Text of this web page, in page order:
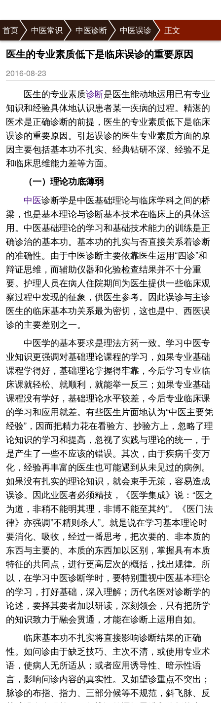
首页 中医常识 中医诊断 中医误诊 正文
医生的专业素质低下是临床误诊的重要原因
2016-08-23
医生的专业素质诊断是医生能动地运用已有专业
知识和经验具体地认识患者某一疾病的过程。精湛的
医术是正确诊断的前提，医生的专业素质低下是临床
误诊的重要原因。引起误诊的医生专业素质方面的原
因主要包括基本功不扎实、经典钻研不深、经验不足
和临床思维能力差等方面。
（一）理论功底薄弱
中医诊断学是中医基础理论与临床学科之间的桥
梁，也是基本理论与诊断基本技术在临床上的具体运
用。中医基础理论的学习和基础技术能力的训练是正
确诊治的基本功。基本功的扎实与否直接关系着诊断
的准确性。由于中医诊断主要依靠医生运用“四诊”和
辩证思维，而辅助仪器和化验检查结果并不十分重
要。护理人员在病人住院期间为医生提供一些临床观
察过程中发现的征象，供医生参考。因此误诊与主诊
医生的临床基本功关系最为密切，这也是中、西医误
诊的主要差别之一。
中医学的基本要求是理法方药一致。学习中医专
业知识更强调对基础理论课程的学习，如果专业基础
课程学得好，基础理论掌握得牢靠，今后学习专业临
床课就轻松、就顺利，就能举一反三；如果专业基础
课程没有学好，基础理论水平较差，今后专业临床课
的学习和应用就差。有些医生片面地认为“中医主要凭
经验”，因而把精力花在看验方、抄验方上，忽略了理
论知识的学习和提高，忽视了实践与理论的统一，于
是产生了一些不应该的错误。其次，由于疾病千变万
化，经验再丰富的医生也可能遇到从未见过的病例。
如果没有扎实的理论知识，就会束手无策，容易造成
误诊。因此业医者必须精技，《医学集成》说：“医之
为道，非稍不能明其理，非博不能至其约”。《医门法
律》亦强调”不精则杀人”。就是说在学习基本理论时
要消化、吸收，经过一番思考，把次要的、非本质的
东西与主要的、本质的东西加以区别，掌握具有本质
特征的共同点，进行更高层次的概括，找出规律。所
以，在学习中医诊断学时，要特别重视中医基本理论
的学习，打好基础，深入理解；历代名医对诊断学的
论述，要择其要者加以研读，深刻领会，只有把所学
的知识致力于融会贯通，才能在诊断上运用自如。
临床基本功不扎实将直接影响诊断结果的正确
性。如问诊由于缺乏技巧、主次不清，或使用专业术
语，使病人无所适从；或者应用诱导性、暗示性语
言，影响问诊内容的真实性。又如望诊重点不突出；
脉诊的布指、指力、三部分候等不规范，斜飞脉、反